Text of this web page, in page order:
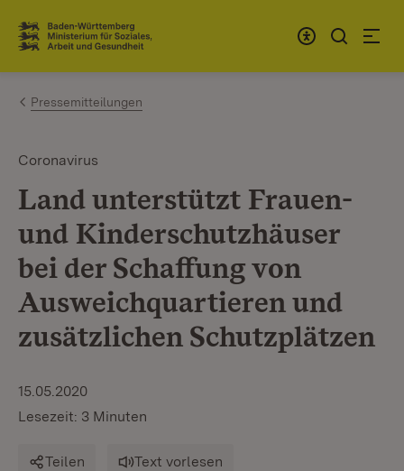
Zum Inhalt springen
Link zur Startseite
Pressemitteilungen
Coronavirus
Land unterstützt Frauen-
und Kinderschutzhäuser
bei der Schaffung von
Ausweichquartieren und
zusätzlichen Schutzplätzen
15.05.2020
Lesezeit: 3 Minuten
Teilen Text vorlesen